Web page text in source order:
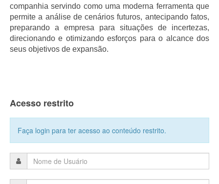
companhia servindo como uma moderna ferramenta que
permite a análise de cenários futuros, antecipando fatos,
preparando a empresa para situações de incertezas,
direcionando e otimizando esforços para o alcance dos
seus objetivos de expansão.
Acesso restrito
Faça login para ter acesso ao conteúdo restrito.